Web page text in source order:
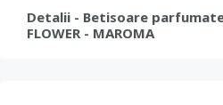
Detalii - Betisoare
FLOWER - MAROMA